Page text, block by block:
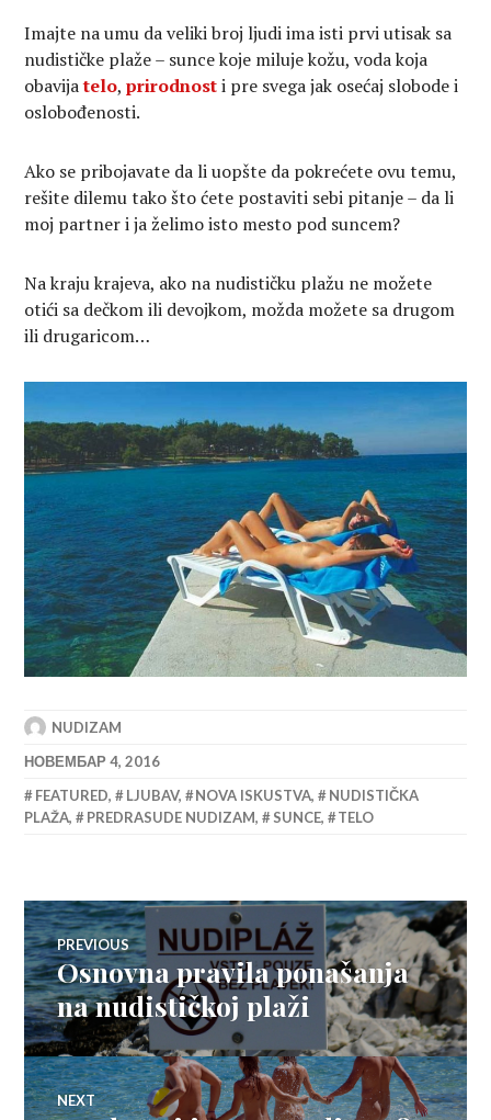
Imajte na umu da veliki broj ljudi ima isti prvi utisak sa
nudističke plaže – sunce koje miluje kožu, voda koja
obavijatelo,prirodnosti pre svega jak osećaj slobode i
oslobođenosti.
Ako se pribojavate da li uopšte da pokrećete ovu temu,
rešite dilemu tako što ćete postaviti sebi pitanje – da li
moj partner i ja želimo isto mesto pod suncem?
Na kraju krajeva, ako na nudističku plažu ne možete
otići sa dečkom ili devojkom, možda možete sa drugom
ili drugaricom…
NUDIZAM
НОВЕМБАР 4, 2016
FEATURED, LJUBAV, NOVA ISKUSTVA,
NUDISTIČKA
PLAŽA, PREDRASUDE NUDIZAM, SUNCE, TELO
Кретање
чланка
PREVIOUS
Previous
post:
Osnovna pravila ponašanja
na nudističkoj plaži
NEXT